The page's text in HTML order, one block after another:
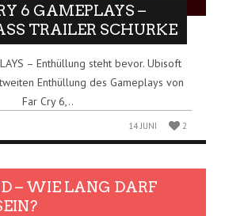
6 GAMEPLAYS –
TRAILER SCHURKE
– Enthüllung steht bevor. Ubisoft
Enthüllung des Gameplays von
Far Cry 6,..
14 JUNI 2
– WIE LANG DARF